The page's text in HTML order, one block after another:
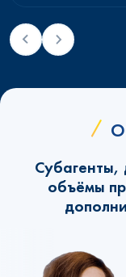
объёмы